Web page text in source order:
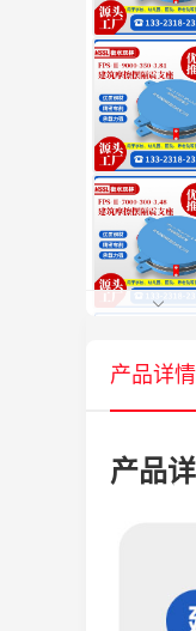
产品详情
产品